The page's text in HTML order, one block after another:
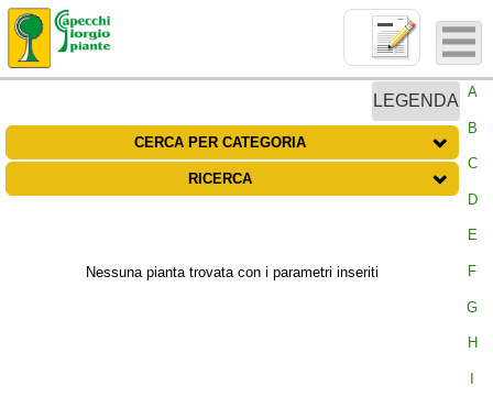
CERCA PER CATEGORIA
RICERCA
A
B
C
D
E
F
G
H
Nessuna pianta trovata con i parametri inseriti